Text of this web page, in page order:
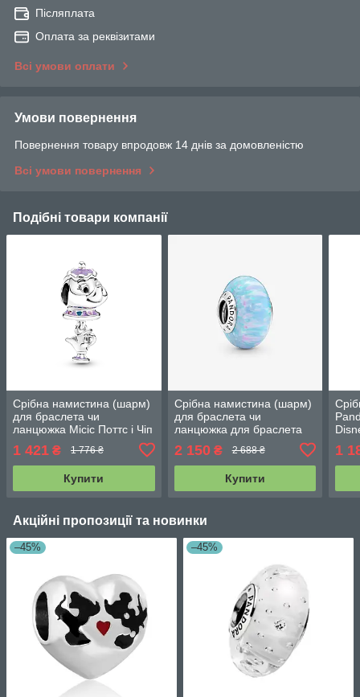
Післяплата
Оплата за реквізитами
Всі умови оплати
Умови повернення
Повернення товару впродовж 14 днів за домовленістю
Всі умови повернення
Подібні товари компанії
Срібна намистина (шарм)
для браслета чи
ланцюжка Місіс Поттс і Чіп
1 421 ₴ 1 776 ₴
Купити
Срібна намистина (шарм)
для браслета чи
ланцюжка для браслета
791691C01
2 150₴ 2 688 ₴
Купити
1
Акційні пропозиції та новинки
–45% –45%